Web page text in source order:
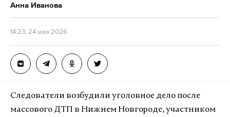
Анна Иванова
14:23, 24 мая 2026
Следователи возбудили уголовное дело после
массового ДТП в Нижнем Новгороде, участником